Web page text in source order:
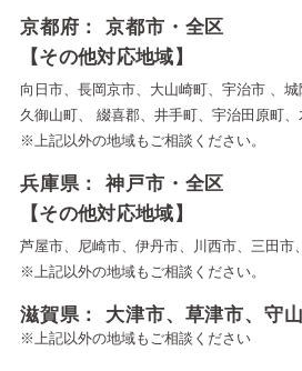
京都府： 京都市・全区
【その他対応地域】
向日市、長岡京市、大山崎町、宇治市 、城
久御山町、 綴喜郡、井手町、宇治田原町
※上記以外の地域もご相談ください。
兵庫県： 神戸市・全区
【その他対応地域】
芦屋市、尼崎市、伊丹市、川西市、三田市
※上記以外の地域もご相談ください。
滋賀県： 大津市、草津市、守
※上記以外の地域もご相談ください